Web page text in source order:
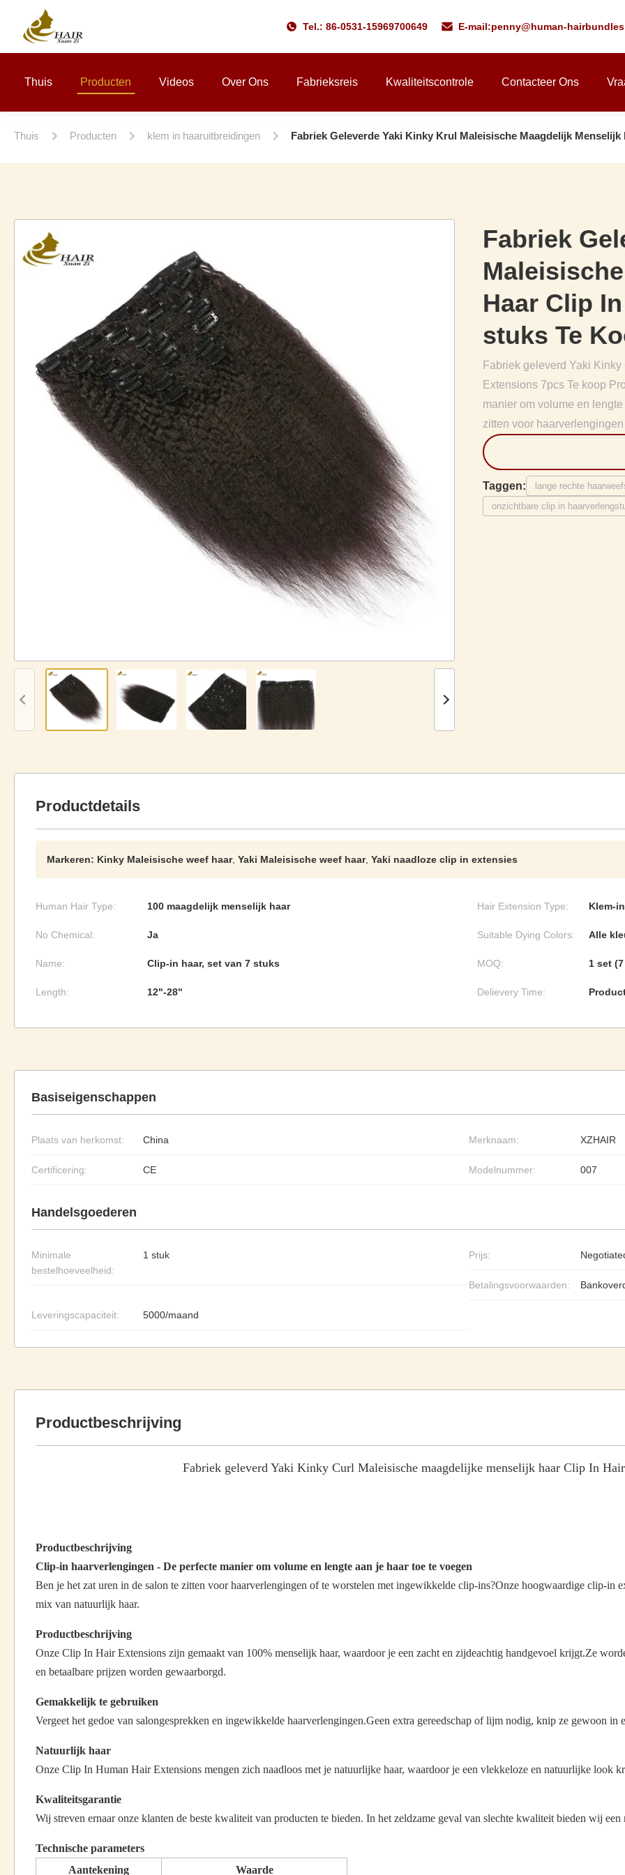
Tel.: 86-0531-15969700649 E-mail:penny@human-
Thuis Producten Videos Over Ons Fabrieksreis Kwaliteitscontrole Contacteer Ons
Thuis Producten klem in haaruitbreidingen Fabriek Geleverde Yaki Kinky Krul Maleisische Maagdelijk
Fabriek
Haar Clip
stuks Te
Fabriek geleverd Yaki
Extensions 7pcs Te koop
manier om volume en
zitten voor
Taggen: lange rechte
onzichtbare clip in
Productdetails
Markeren: Kinky Maleisische weef haar, Yaki Maleisische weef haar, Yaki naadloze clip in extensies
Human Hair Type: 100 maagdelijk menselijk haar Hair Extension Type: Klem-in
No Chemical: Ja Suitable Dying Colors: Alle
Name: Clip-in haar, set van 7 stuks MOQ: 1 set
Length: 12"-28" Delievery Time:
Basiseigenschappen
Plaats van herkomst: China Merknaam: XZHAIR
Certificering: CE Modelnummer: 007
Handelsgoederen
Minimale
bestelhoeveelheid:
1 stuk Prijs:
Betalingsvoorwaarden:
Leveringscapaciteit: 5000/maand
Productbeschrijving
Fabriek geleverd Yaki Kinky Curl Maleisische maagdelijke menselijk haar Clip In
Productbeschrijving
Clip-in haarverlengingen - De perfecte manier om volume en lengte aan je haar toe te voegen
Ben je het zat uren in de salon te zitten voor haarverlengingen of te worstelen met ingewikkelde clip-ins?Onze hoogwaardige clip-in
mix van natuurlijk haar.
Productbeschrijving
Onze Clip In Hair Extensions zijn gemaakt van 100% menselijk haar, waardoor je een zacht en zijdeachtig handgevoel krijgt.Ze
en betaalbare prijzen worden gewaarborgd.
Gemakkelijk te gebruiken
Vergeet het gedoe van salongesprekken en ingewikkelde haarverlengingen.Geen extra gereedschap of lijm nodig, knip ze gewoon in
Natuurlijk haar
Onze Clip In Human Hair Extensions mengen zich naadloos met je natuurlijke haar, waardoor je een vlekkeloze en natuurlijke look
Kwaliteitsgarantie
Wij streven ernaar onze klanten de beste kwaliteit van producten te bieden. In het zeldzame geval van slechte kwaliteit bieden wij
Technische parameters
Aantekening
Waarde